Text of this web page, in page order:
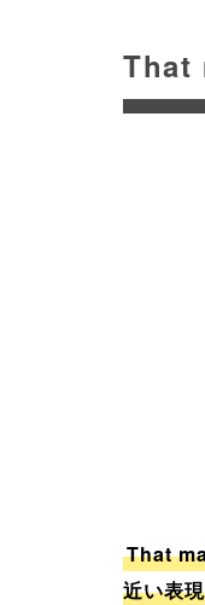
That
That
近い表